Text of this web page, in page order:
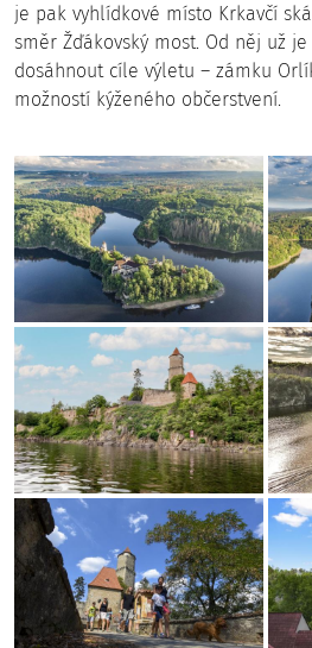
je pak vyhlídkové místo Krkavčí
směr Žďákovský most. Od něj už
dosáhnout cíle výletu – zámku
možností kýženého občerstvení.